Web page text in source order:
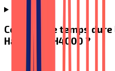
Combien de temps
Handicare H4000 ?